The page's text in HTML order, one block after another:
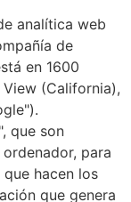
analítica web
de
en 1600
(California),
que son
para
hacen los
que genera